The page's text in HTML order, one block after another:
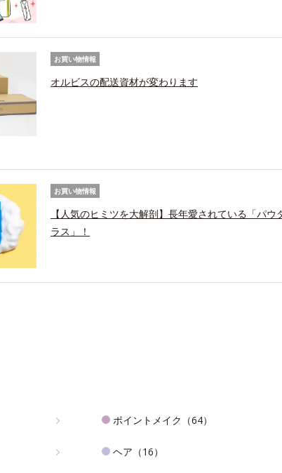
お買い物情報
オルビスの配送資材が変わります
お買い物情報
【人気のヒミツを大解剖】長年愛されている「パウ
ラス」！
ポイントメイク（64）
ヘア（16）